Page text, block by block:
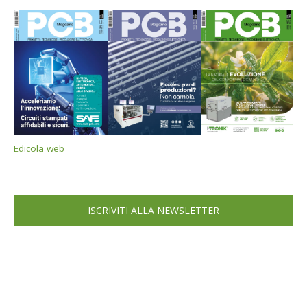
Edicola web
ISCRIVITI ALLA NEWSLETTER